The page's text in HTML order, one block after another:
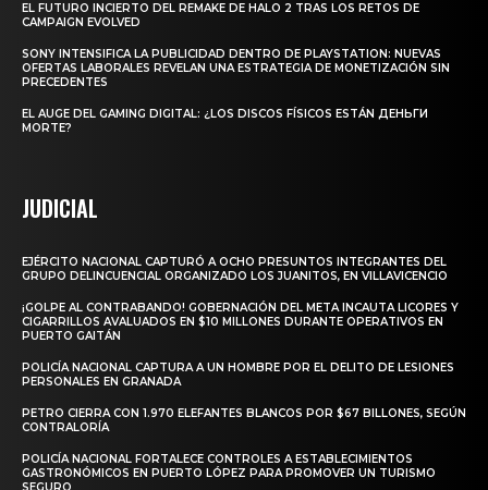
EL FUTURO INCIERTO DEL REMAKE DE HALO 2 TRAS LOS RETOS DE
CAMPAIGN EVOLVED
SONY INTENSIFICA LA PUBLICIDAD DENTRO DE PLAYSTATION: NUEVAS
OFERTAS LABORALES REVELAN UNA ESTRATEGIA DE MONETIZACIÓN SIN
PRECEDENTES
EL AUGE DEL GAMING DIGITAL: ¿LOS DISCOS FÍSICOS ESTÁN ДЕНЬГИ
MORTE?
JUDICIAL
EJÉRCITO NACIONAL CAPTURÓ A OCHO PRESUNTOS INTEGRANTES DEL
GRUPO DELINCUENCIAL ORGANIZADO LOS JUANITOS, EN VILLAVICENCIO
¡GOLPE AL CONTRABANDO! GOBERNACIÓN DEL META INCAUTA LICORES Y
CIGARRILLOS AVALUADOS EN $10 MILLONES DURANTE OPERATIVOS EN
PUERTO GAITÁN
POLICÍA NACIONAL CAPTURA A UN HOMBRE POR EL DELITO DE LESIONES
PERSONALES EN GRANADA
PETRO CIERRA CON 1.970 ELEFANTES BLANCOS POR $67 BILLONES, SEGÚN
CONTRALORÍA
POLICÍA NACIONAL FORTALECE CONTROLES A ESTABLECIMIENTOS
GASTRONÓMICOS EN PUERTO LÓPEZ PARA PROMOVER UN TURISMO